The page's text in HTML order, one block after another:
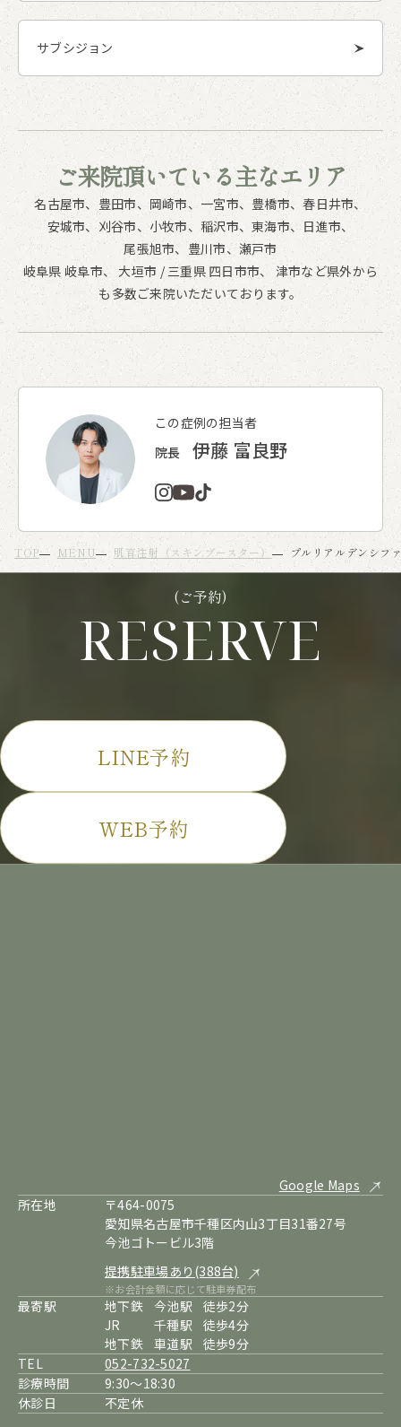
サブシジョン
ご来院頂いている主なエリア
名古屋市、 豊田市、岡崎市、 一宮市、 豊橋市、春日井市、
安城市、刈谷市、 小牧市、 稲沢市、東海市、 日進市、
尾張旭市、 豊川市、 瀬戸市
岐阜県 岐阜市、 大垣市 / 三重県 四日市市、 津市など県外から
も多数ご来院いただいております。
この症例の担当者
院長
伊藤 富良野
TOP MENU 肌育注射（スキンブースター） プルリアルデンシフ
(ご予約)
RESERVE
LINE予約
WEB予約
Google Maps
所在地
〒464-0075
愛知県名古屋市千種区内山3丁目31番27号
今池ゴトービル3階
提携駐車場あり(388台)
※お会計金額に応じて駐車券配布
最寄駅 地下鉄 今池駅
徒歩2分
JR
千種駅
徒歩4分
地下鉄
車道駅
徒歩9分
TEL
052-732-5027
診療時間
9:30～18:30
休診日
不定休